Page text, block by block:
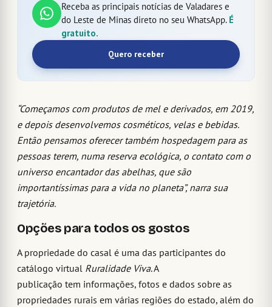
Receba as principais notícias de Valadares e
do Leste de Minas direto no seu WhatsApp. É
gratuito.
Quero receber
“Começamos com produtos de mel e derivados, em 2019,
e depois desenvolvemos cosméticos, velas e bebidas.
Então pensamos oferecer também hospedagem para as
pessoas terem, numa reserva ecológica, o contato com o
universo encantador das abelhas, que são
importantíssimas para a vida no planeta”, narra sua
trajetória.
Opções para todos os gostos
A propriedade do casal é uma das participantes do
catálogo virtual Ruralidade Viva. A
publicação tem informações, fotos e dados sobre as
propriedades rurais em várias regiões do estado, além do